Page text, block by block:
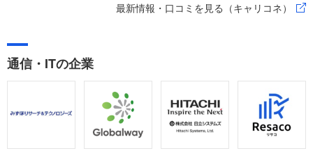
最新情報・口コミを見る（キャリコネ）
通信・ITの企業